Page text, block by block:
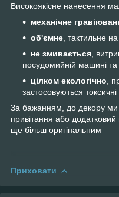
Високоякісне нанесення
механічне
об'ємне , тактильне
не змивається ,
посудомийній машині
цілком екологічно ,
застосовуються
За бажанням, до декору
привітання або
ще більш оригінальним
Приховати